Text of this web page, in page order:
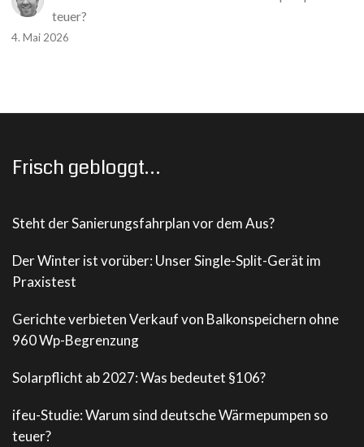
teuer?
4. Mai 2026
Frisch gebloggt…
Steht der Sanierungsfahrplan vor dem Aus?
Der Winter ist vorüber: Unser Single-Split-Gerät im
Praxistest
Gerichte verbieten Verkauf von Balkonspeichern ohne
960 Wp-Begrenzung
Solarpflicht ab 2027: Was bedeutet §106?
ifeu-Studie: Warum sind deutsche Wärmepumpen so
teuer?